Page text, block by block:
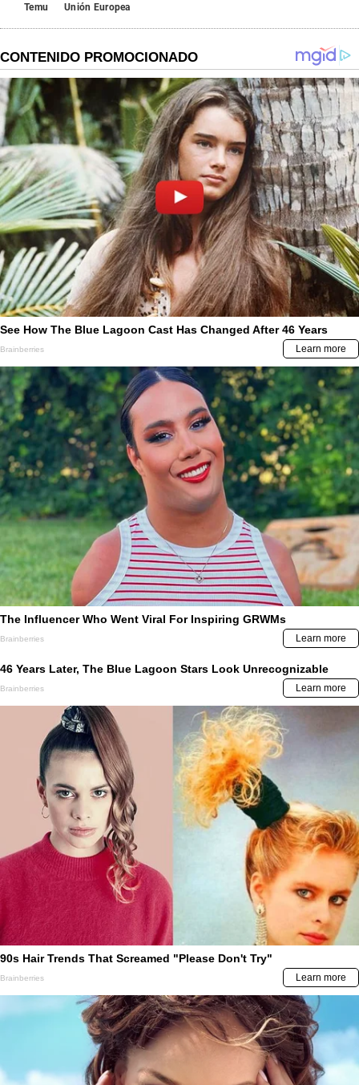
Temu Unión Europea